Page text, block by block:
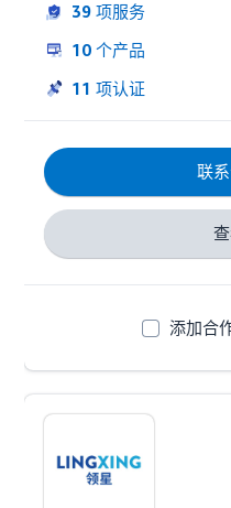
营专家组成的多元化团队
执行和报告。
39 项服务
10 个产品
11 项认证
联
添加合